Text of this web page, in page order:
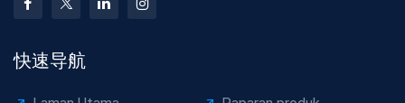
快速导航